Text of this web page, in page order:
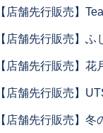
【店舗先行販売】
【店舗先行販売】
【店舗先行販売】花
【店舗先行販売】
【店舗先行販売】冬